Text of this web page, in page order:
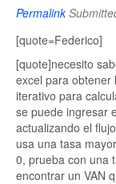
Permalink
[quote=Federico]
[quote]necesito
excel para obtener
iterativo para
se puede ingresar
actualizando el
usa una tasa
0, prueba con una
encontrar un VAN